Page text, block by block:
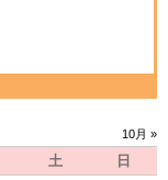
10月 »
土
日